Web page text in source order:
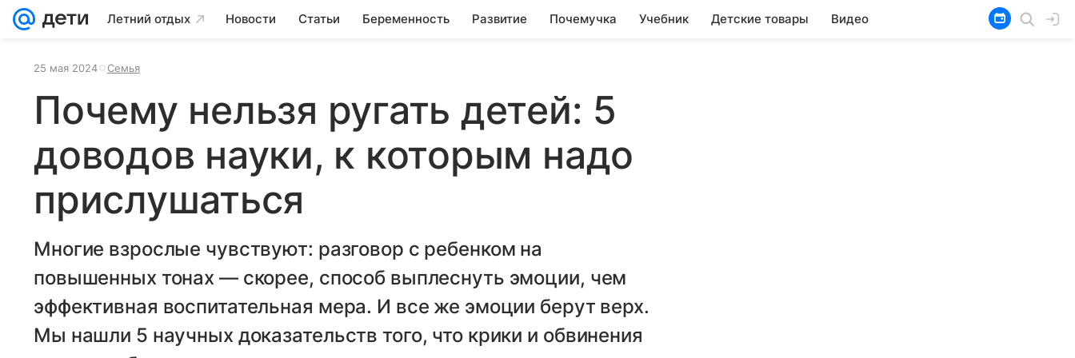
Летний отдых Новости Статьи Беременность Развитие Почемучка Учебник Детские товары Видео
25 мая 2024 Семья
Почему нельзя ругать детей: 5
доводов науки, к которым надо
прислушаться
Многие взрослые чувствуют: разговор с ребенком на
повышенных тонах — скорее, способ выплеснуть эмоции, чем
эффективная воспитательная мера. И все же эмоции берут верх.
Мы нашли 5 научных доказательств того, что крики и обвинения